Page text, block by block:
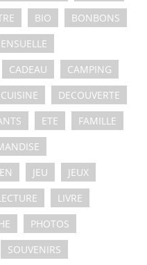
BIO
BONBONS
CADEAU
CAMPING
CUISINE
DECOUVERTE
ETE
FAMILLE
JEU
JEUX
LIVRE
PHOTOS
SOUVENIRS